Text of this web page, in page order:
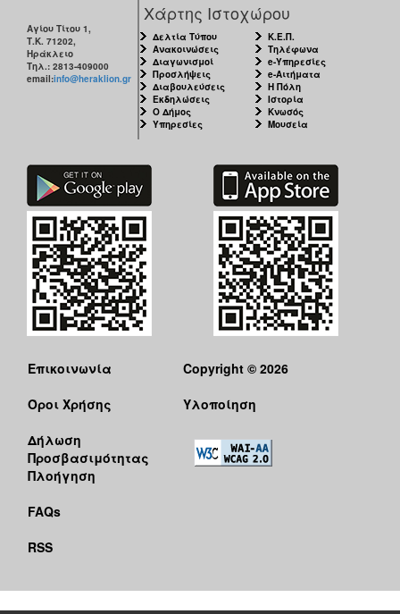
Αγίου Τίτου 1,
Τ.Κ. 71202,
Ηράκλειο
Τηλ.: 2813-409000
email:info@heraklion.gr
Χάρτης Ιστοχώρου
Δελτία Τύπου
Ανακοινώσεις
Διαγωνισμοί
Προσλήψεις
Διαβουλεύσεις
Εκδηλώσεις
Ο Δήμος
Υπηρεσίες
Κ.Ε.Π.
Τηλέφωνα
e-Υπηρεσίες
e-Αιτήματα
Η Πόλη
Ιστορία
Κνωσός
Μουσεία
Επικοινωνία
Όροι Χρήσης
Δήλωση
Προσβασιμότητας
Πλοήγηση
FAQs
RSS
Copyright © 2026
Υλοποίηση